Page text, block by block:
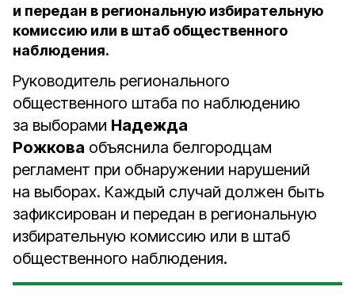
и передан в региональную избирательную
комиссию или в штаб общественного
наблюдения.
Руководитель регионального
общественного штаба по наблюдению
за выборами Надежда
Рожкова объяснила белгородцам
регламент при обнаружении нарушений
на выборах. Каждый случай должен быть
зафиксирован и передан в региональную
избирательную комиссию или в штаб
общественного наблюдения.